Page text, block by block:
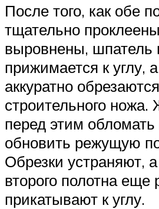
После того, как обе
тщательно
выровнены, шпатель
прижимается к углу,
аккуратно
строительного ножа.
перед этим
обновить режущую
Обрезки устраняют,
второго полотна еще
прикатывают к углу.